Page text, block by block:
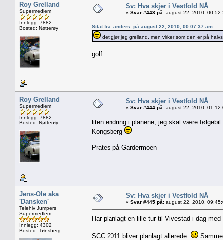
Roy Grelland
Supermedlem
Innlegg: 7882
Bosted: Nøtterøy
Sv: Hva skjer i Vestfold NÅ
« Svar #443 på: august 22, 2010,
Sitat fra: anders. på august 22, 2010, 00:07:37 am
det gjør jeg grelland, men virker som den er på
golf...
Roy Grelland
Supermedlem
Innlegg: 7882
Bosted: Nøtterøy
Sv: Hva skjer i Vestfold NÅ
« Svar #444 på: august 22, 2010,
liten endring i planene, jeg skal være
Kongsberg
Prates på Gardermoen
Jens-Ole aka
'Dansken'
Telehiv Jumpers
Supermedlem
Innlegg: 4302
Bosted: Tønsberg
Sv: Hva skjer i Vestfold NÅ
« Svar #445 på: august 22, 2010,
Har planlagt en lille tur til Vivestad i dag
SCC 2011 bliver planlagt allerede